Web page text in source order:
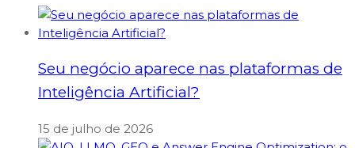
Seu negócio aparece nas plataformas de
Inteligência Artificial?
15 de julho de 2026